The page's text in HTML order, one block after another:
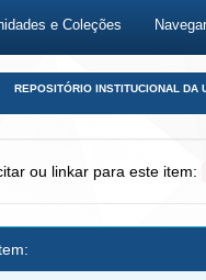
e Coleções
REPOSITÓRIO INSTITUCIONAL DA
ou linkar para este item: